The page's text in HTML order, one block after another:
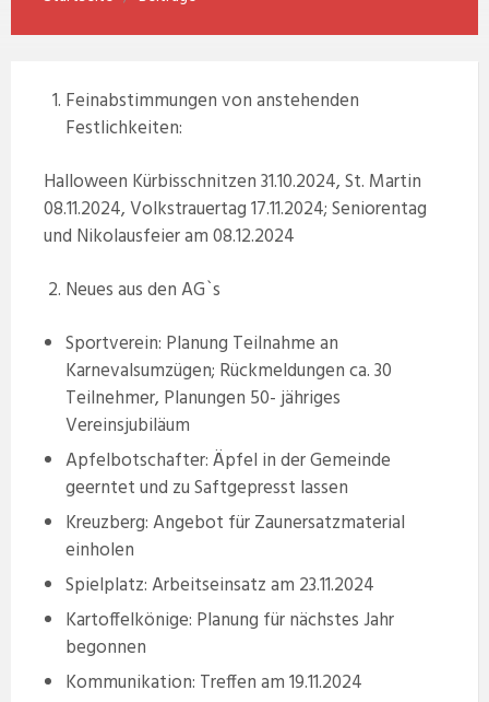
Feinabstimmungen von anstehenden
Festlichkeiten:
Halloween Kürbisschnitzen 31.10.2024, St. Martin
08.11.2024, Volkstrauertag 17.11.2024; Seniorentag
und Nikolausfeier am 08.12.2024
Neues aus den AG`s
Sportverein: Planung Teilnahme an
Karnevalsumzügen; Rückmeldungen ca. 30
Teilnehmer, Planungen 50- jähriges
Vereinsjubiläum
Apfelbotschafter: Äpfel in der Gemeinde
geerntet und zu Saftgepresst lassen
Kreuzberg: Angebot für Zaunersatzmaterial
einholen
Spielplatz: Arbeitseinsatz am 23.11.2024
Kartoffelkönige: Planung für nächstes Jahr
begonnen
Kommunikation: Treffen am 19.11.2024